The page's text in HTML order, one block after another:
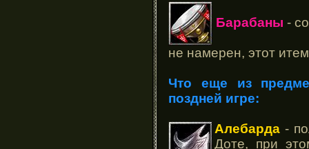
Барабаны -
не намерен, этот
Что еще из
поздней игре:
Алебарда -
Доте, при